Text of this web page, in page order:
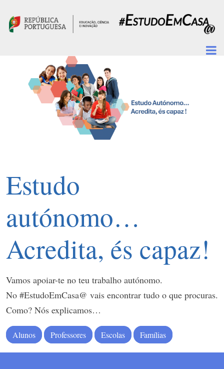
Estudo
autónomo…
Acredita, és capaz!
Vamos apoiar-te no teu trabalho autónomo.
No #EstudoEmCasa@ vais encontrar tudo o que procuras.
Como? Nós explicamos…
Alunos Professores Escolas Famílias